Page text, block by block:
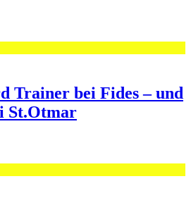
Trainer bei Fides – und
St.Otmar